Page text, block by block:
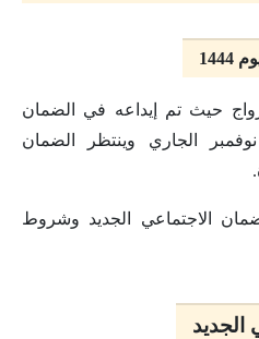
حيث تم إيداعه في الضمان
الجاري وينتظر الضمان
الاجتماعي الجديد وشروط
الجديد